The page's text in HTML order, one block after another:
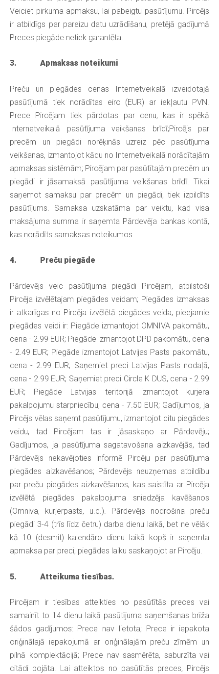
Veiciet pirkuma apmaksu, lai pabeigtu pasūtījumu. Pircējs
ir atbildīgs par pareizu datu uzrādīšanu, pretējā gadījumā
Preces piegāde netiek garantēta.
3. Apmaksas noteikumi
Preču un piegādes cenas Internetveikalā izveidotajā
pasūtījumā tiek norādītas eiro (EUR) ar iekļautu PVN.
Prece Pircējam tiek pārdotas par cenu, kas ir spēkā
Internetveikalā pasūtījuma veikšanas brīdī;Pircējs par
precēm un piegādi norēķinās uzreiz pēc pasūtījuma
veikšanas, izmantojot kādu no Internetveikalā norādītajām
apmaksas sistēmām; Pircējam par pasūtītajām precēm un
piegādi ir jāsamaksā pasūtījuma veikšanas brīdī. Tikai
saņemot samaksu par precēm un piegādi, tiek izpildīts
pasūtījums. Samaksa uzskatāma par veiktu, kad visa
maksājuma summa ir saņemta Pārdevēja bankas kontā,
kas norādīts samaksas noteikumos.
4. Preču piegāde
Pārdevējs veic pasūtījuma piegādi Pircējam, atbilstoši
Pircēja izvēlētajam piegādes veidam; Piegādes izmaksas
ir atkarīgas no Pircēja izvēlētā piegādes veida, pieejamie
piegādes veidi ir: Piegāde izmantojot OMNIVA pakomātu,
cena - 2.99 EUR; Piegāde izmantojot DPD pakomātu, cena
- 2.49 EUR; Piegāde izmantojot Latvijas Pasts pakomātu,
cena - 2.99 EUR; Saņemiet preci Latvijas Pasts nodaļā,
cena - 2.99 EUR; Saņemiet preci Circle K DUS, cena - 2.99
EUR; Piegāde Latvijas teritorijā izmantojot kurjera
pakalpojumu starpniecību, cena - 7.50 EUR; Gadījumos, ja
Pircējs vēlas saņemt pasūtījumu, izmantojot citu piegādes
veidu, tad Pircējam tas ir jāsaskaņo ar Pārdevēju;
Gadījumos, ja pasūtījuma sagatavošana aizkavējās, tad
Pārdevējs nekavējoties informē Pircēju par pasūtījuma
piegādes aizkavēšanos; Pārdevējs neuzņemas atbildību
par preču piegādes aizkavēšanos, kas saistīta ar Pircēja
izvēlētā piegādes pakalpojuma sniedzēja kavēšanos
(Omniva, kurjerpasts, u.c.). Pārdevējs nodrošina preču
piegādi 3-4 (trīs līdz četru) darba dienu laikā, bet ne vēlāk
kā 10 (desmit) kalendāro dienu laikā kopš ir saņemta
apmaksa par preci, piegādes laiku saskaņojot ar Pircēju.
5. Atteikuma tiesības.
Pircējam ir tiesības atteikties no pasūtītās preces vai
samainīt to 14 dienu laikā pasūtījuma saņemšanas brīža
šādos gadījumos: Prece nav lietota; Prece ir iepakota
oriģinālajā iepakojumā ar oriģinālajām preču zīmēm un
pilnā komplektācijā; Prece nav sasmērēta, saburzīta vai
citādi bojāta. Lai atteiktos no pasūtītās preces, Pircējs